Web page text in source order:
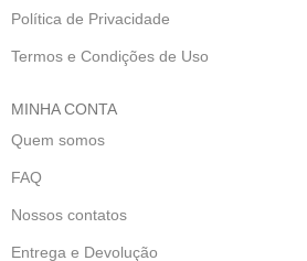
Política de Privacidade
Termos e Condições de Uso
MINHA CONTA
Quem somos
FAQ
Nossos contatos
Entrega e Devolução